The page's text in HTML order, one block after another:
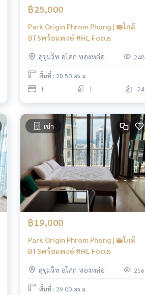
฿25,000
Park Origin Phrom Phong | 🚝ใกล้
BTSพร้อมพงษ์ #HL Focus
สุขุมวิท อโศก ทองหล่อ 248
พื้นที่ : 28.50 ตร.ม.
1
1 24
เช่า
฿19,000
Park Origin Phrom Phong | 🚝ใกล้
BTSพร้อมพงษ์ #HL Focus
สุขุมวิท อโศก ทองหล่อ 256
พื้นที่ : 29.00 ตร.ม.